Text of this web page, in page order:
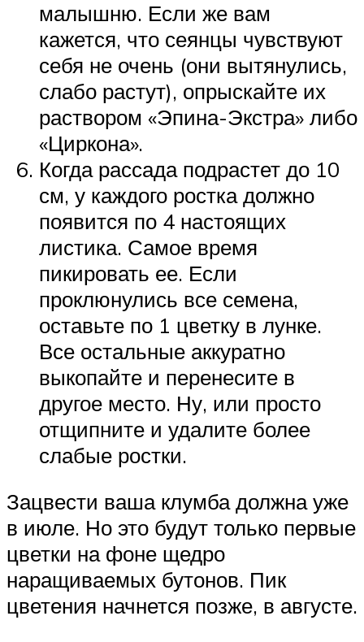
малышню. Если же вам
кажется, что сеянцы чувствуют
себя не очень (они вытянулись,
слабо растут), опрыскайте их
раствором «Эпина-Экстра» либо
«Циркона».
Когда рассада подрастет до 10
см, у каждого ростка должно
появится по 4 настоящих
листика. Самое время
пикировать ее. Если
проклюнулись все семена,
оставьте по 1 цветку в лунке.
Все остальные аккуратно
выкопайте и перенесите в
другое место. Ну, или просто
отщипните и удалите более
слабые ростки.
Зацвести ваша клумба должна уже
в июле. Но это будут только первые
цветки на фоне щедро
наращиваемых бутонов. Пик
цветения начнется позже, в августе.